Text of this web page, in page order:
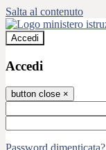
Salta al contenuto
Accedi
Accedi
button close ×